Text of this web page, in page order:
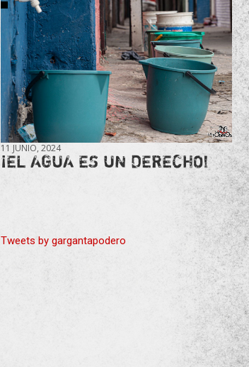
11 JUNIO, 2024
¡EL AGUA ES UN DERECHO!
Tweets by gargantapodero